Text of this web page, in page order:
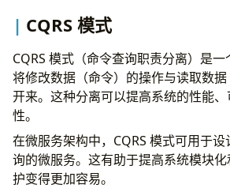
CQRS 模式
CQRS 模式（命令查询职责分离）是
将修改数据（命令）的操作与读取数
开来。这种分离可以提高系统的性能
性。
在微服务架构中，CQRS 模式可用于
询的微服务。这有助于提高系统模块
护变得更加容易。